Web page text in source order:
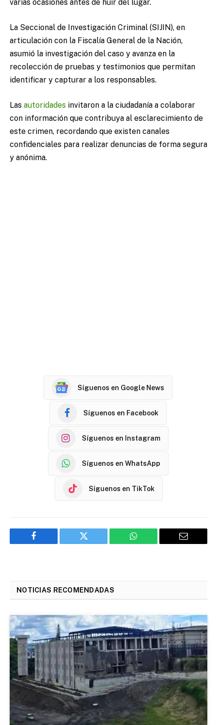
varias ocasiones antes de huir del lugar.
La Seccional de Investigación Criminal (SIJIN), en
articulación con la Fiscalía General de la Nación,
asumió la investigación del caso y avanza en la
recolección de pruebas y testimonios que permitan
identificar y capturar a los responsables.
Las autoridades invitaron a la ciudadanía a colaborar
con información que contribuya al esclarecimiento de
este crimen, recordando que existen canales
confidenciales para realizar denuncias de forma segura
y anónima.
Síguenos en Google News
Síguenos en Facebook
Síguenos en Instagram
Síguenos en WhatsApp
Síguenos en TikTok
Facebook Twitter WhatsApp Email
NOTICIAS RECOMENDADAS